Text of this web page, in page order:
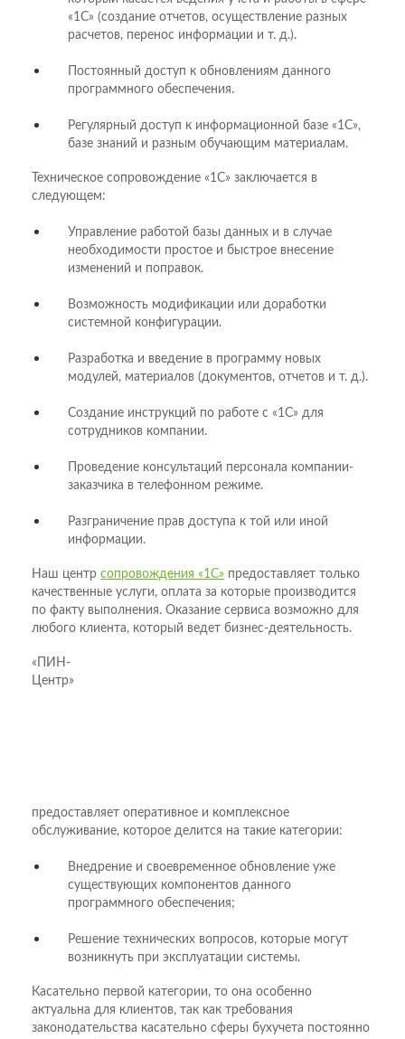
«1С» (создание отчетов, осуществление разных
расчетов, перенос информации и т. д.).
Постоянный доступ к обновлениям данного
программного обеспечения.
Регулярный доступ к информационной базе «1С»,
базе знаний и разным обучающим материалам.
Техническое сопровождение «1С» заключается в
следующем:
Управление работой базы данных и в случае
необходимости простое и быстрое внесение
изменений и поправок.
Возможность модификации или доработки
системной конфигурации.
Разработка и введение в программу новых
модулей, материалов (документов, отчетов и т. д.).
Создание инструкций по работе с «1С» для
сотрудников компании.
Проведение консультаций персонала компании-
заказчика в телефонном режиме.
Разграничение прав доступа к той или иной
информации.
Наш центр сопровождения «1С» предоставляет только
качественные услуги, оплата за которые производится
по факту выполнения. Оказание сервиса возможно для
любого клиента, который ведет бизнес-деятельность.
«ПИН-
Центр»
предоставляет оперативное и комплексное
обслуживание, которое делится на такие категории:
Внедрение и своевременное обновление уже
существующих компонентов данного
программного обеспечения;
Решение технических вопросов, которые могут
возникнуть при эксплуатации системы.
Касательно первой категории, то она особенно
актуальна для клиентов, так как требования
законодательства касательно сферы бухучета постоянно